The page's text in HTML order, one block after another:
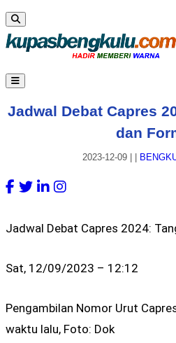
Jadwal Debat Capres
dan
2023-12-09
Jadwal Debat Capres 2024:
Sat, 12/09/2023 – 12:12
Pengambilan Nomor Urut
waktu lalu, Foto: Dok